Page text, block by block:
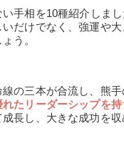
手相を10種紹介しま
だけでなく、強運や
う。
の三本が合流し、熊
れたリーダーシップを
長し、大きな成功を収